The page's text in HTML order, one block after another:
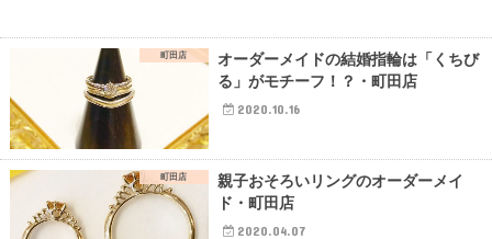
町田店
オーダーメイドの結婚指輪は「くちび
る」がモチーフ！？・町田店
2020.10.16
町田店
親子おそろいリングのオーダーメイ
ド・町田店
2020.04.07